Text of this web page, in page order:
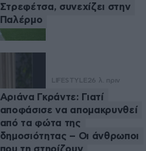
Στρεφέτσα, συνεχίζει στην
Παλέρμο
LIFESTYLE26 λ. πριν
Αριάνα Γκράντε: Γιατί
αποφάσισε να απομακρυνθεί
από τα φώτα της
δημοσιότητας – Οι άνθρωποι